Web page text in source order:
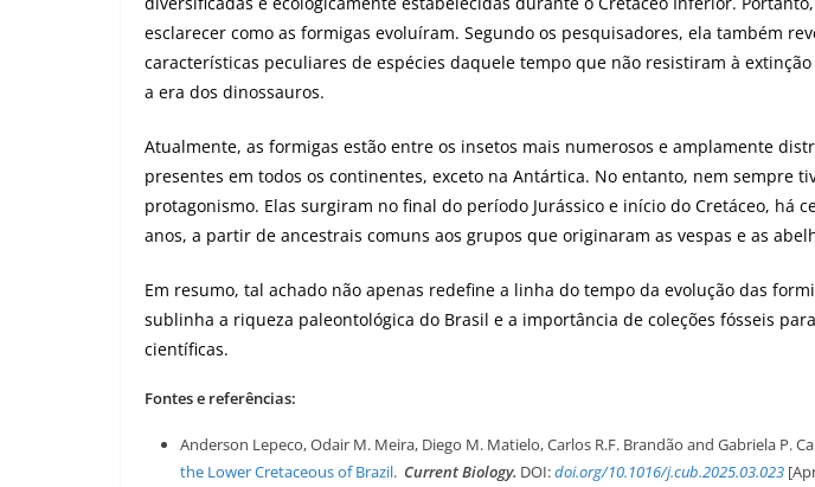
esclarecer como as formigas evoluíram. Segundo os pesquisadores, ela também
características peculiares de espécies daquele tempo que não resistiram à
a era dos dinossauros.
Atualmente, as formigas estão entre os insetos mais numerosos e amplamente
presentes em todos os continentes, exceto na Antártica. No entanto, nem sempre
protagonismo. Elas surgiram no final do período Jurássico e início do Cretáceo, há
anos, a partir de ancestrais comuns aos grupos que originaram as vespas e as
Em resumo, tal achado não apenas redefine a linha do tempo da evolução das
sublinha a riqueza paleontológica do Brasil e a importância de coleções fósseis
científicas.
Fontes e referências:
Anderson Lepeco, Odair M. Meira, Diego M. Matielo, Carlos R.F. Brandão and Gabriela P.
the Lower Cretaceous of Brazil. Current Biology. DOI:doi.org/10.1016/j.cub.2025.03.023